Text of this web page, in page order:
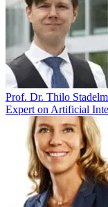
Prof. Dr. Thilo
Expert on Artificial